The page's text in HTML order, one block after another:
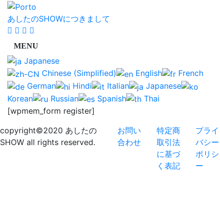
あしたのSHOWにつきまして
Japanese
Chinese (Simplified)
English
French
German
Hindi Italian
Japanese
Korean
Russian Spanish
Thai
[wpmem_form register]
copyright©2020 あしたの
SHOW all rights reserved.
お問い
合わせ
特定商
取引法
に基づ
く表記
プライ
バシー
ポリシ
ー